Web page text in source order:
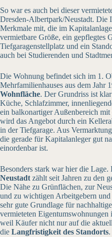
So war es auch bei dieser
Dresden-Albertpark/Neustadt. Die
Merkmale mit, die im
vermietbare Größe, ein gepflegtes
Tiefgaragenstellplatz und ein
auch bei Studierenden und
Die Wohnung befindet sich im 1.
Mehrfamilienhauses aus dem Jahr
Wohnfläche. Der Grundriss ist
Küche, Schlafzimmer,
ein balkonartiger Außenbereich
wird das Angebot durch ein
in der Tiefgarage. Aus
die gerade für Kapitalanleger gut
einordenbar ist.
Besonders stark war hier die Lage.
Neustadt zählt seit Jahren zu den
Die Nähe zu Grünflächen, zur
und zu wichtigen Arbeitgebern
sehr gute Grundlage für
vermieteten Eigentumswohnungen
weil Käufer nicht nur auf die
die Langfristigkeit des Standorts.